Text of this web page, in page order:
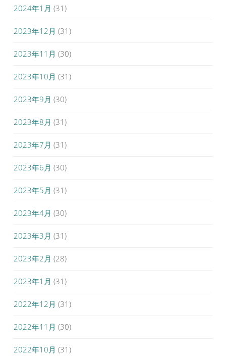
2024年1月 (31)
2023年12月 (31)
2023年11月 (30)
2023年10月 (31)
2023年9月 (30)
2023年8月 (31)
2023年7月 (31)
2023年6月 (30)
2023年5月 (31)
2023年4月 (30)
2023年3月 (31)
2023年2月 (28)
2023年1月 (31)
2022年12月 (31)
2022年11月 (30)
2022年10月 (31)